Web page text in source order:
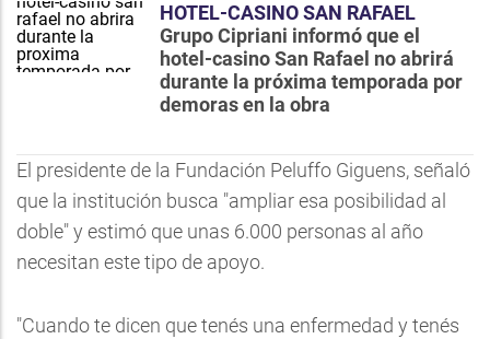
HOTEL-CASINO SAN RAFAEL
Grupo Cipriani informó que el
hotel-casino San Rafael no abrirá
durante la próxima temporada por
demoras en la obra
El presidente de la Fundación Peluffo Giguens, señaló
que la institución busca "ampliar esa posibilidad al
doble" y estimó que unas 6.000 personas al año
necesitan este tipo de apoyo.
"Cuando te dicen que tenés una enfermedad y tenés